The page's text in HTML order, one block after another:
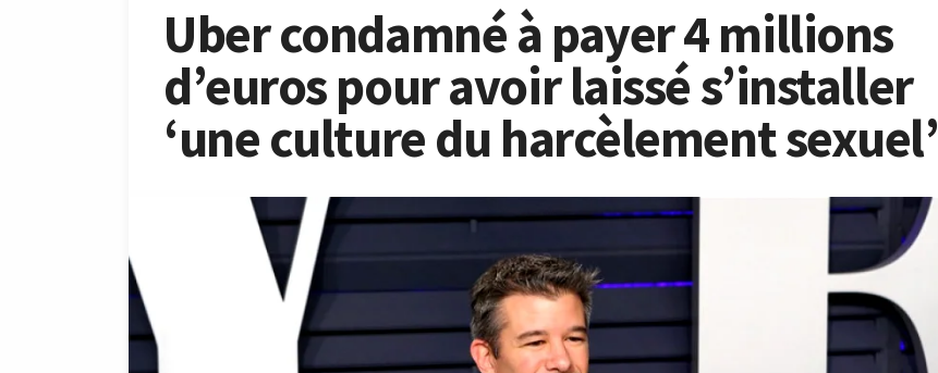
Uber condamné à payer 4 millions
d’euros pour avoir laissé s’installer
‘une culture du harcèlement sexuel’